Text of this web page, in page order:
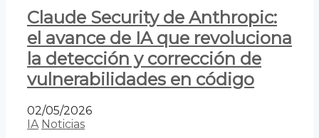
Claude Security de Anthropic:
el avance de IA que revoluciona
la detección y corrección de
vulnerabilidades en código
02/05/2026
IA Noticias